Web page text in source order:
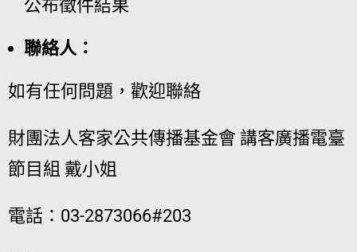
公布徵件結果
聯絡人：
如有任何問題，歡迎聯絡
財團法人客家公共傳播基金會 講客廣播電臺
節目組 戴小姐
電話：03-2873066#203